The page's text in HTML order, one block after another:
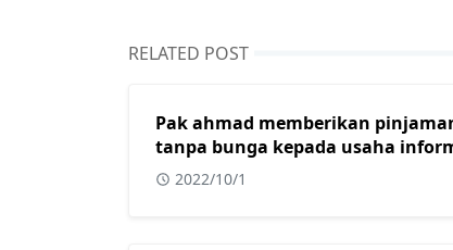
RELATED POST
Pak ahmad memberikan
tanpa bunga kepada usaha
yang dimiliki oleh beberapa warga
2022/10/1